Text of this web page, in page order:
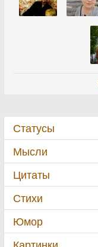
Статусы
Мысли
Цитаты
Стихи
Юмор